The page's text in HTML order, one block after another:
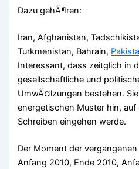
Dazu gehÃ¶ren:
Iran, Afghanistan,
Turkmenistan, Bahrain,
Interessant, dass zeitglich in
gesellschaftliche und
UmwÃ¤lzungen bestehen.
energetischen Muster hin, auf
Schreiben eingehen werde.
Der Moment der
Anfang 2010, Ende 2010,